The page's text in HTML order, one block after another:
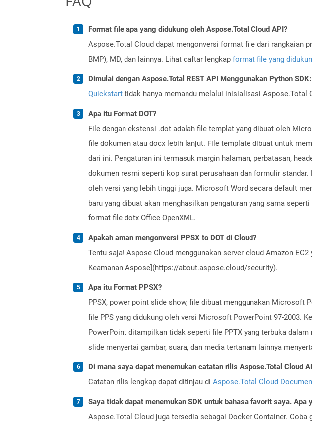
Format file apa yang didukung oleh Aspose.Total Cloud API?
Aspose.Total Cloud dapat mengonversi format file dari rangkaian
BMP), MD, dan lainnya. Lihat daftar lengkap format file yang
Dimulai dengan Aspose.Total REST API Menggunakan Python
Quickstart tidak hanya memandu melalui inisialisasi Aspose.Total
Apa itu Format DOT?
File dengan ekstensi .dot adalah file templat yang dibuat oleh
file dokumen atau docx lebih lanjut. File template dibuat untuk
dari ini. Pengaturan ini termasuk margin halaman, perbatasan,
dokumen resmi seperti kop surat perusahaan dan formulir
oleh versi yang lebih tinggi juga. Microsoft Word secara default
baru yang dibuat akan menghasilkan pengaturan yang sama
format file dotx Office OpenXML.
Apakah aman mengonversi PPSX to DOT di Cloud?
Tentu saja! Aspose Cloud menggunakan server cloud Amazon
Keamanan Aspose](https://about.aspose.cloud/security).
Apa itu Format PPSX?
PPSX, power point slide show, file dibuat menggunakan Microsoft
file PPS yang didukung oleh versi Microsoft PowerPoint 97-2003.
PowerPoint ditampilkan tidak seperti file PPTX yang terbuka
slide menyertai gambar, suara, dan media tertanam lainnya
Di mana saya dapat menemukan catatan rilis Aspose.Total Cloud
Catatan rilis lengkap dapat ditinjau di Aspose.Total Cloud
Saya tidak dapat menemukan SDK untuk bahasa favorit saya. Apa
Aspose.Total Cloud juga tersedia sebagai Docker Container. Coba